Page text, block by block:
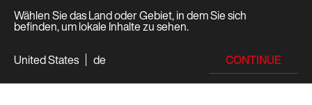
Wählen Sie das Land oder Gebiet, in dem Sie sich
befinden, um lokale Inhalte zu sehen.
United States
de CONTINUE